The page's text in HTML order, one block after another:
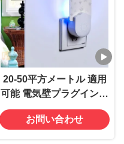
20-50平方メートル 適用
可能 電気壁プラグインソ
ケット UV蚊殺菌ランプ
固体状態 高効率
お問い合わせ